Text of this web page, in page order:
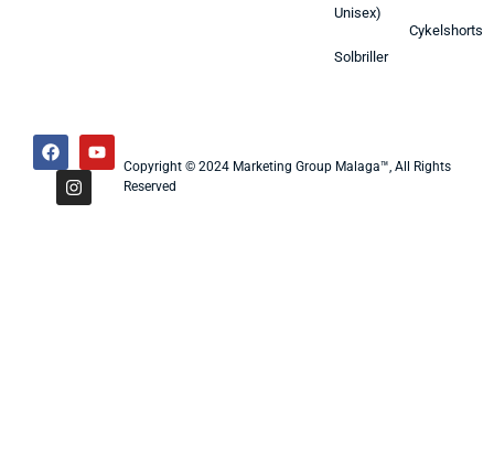
Unisex)
Solbriller
Cykelshorts
Copyright © 2024 Marketing Group Malaga™, All Rights
Reserved